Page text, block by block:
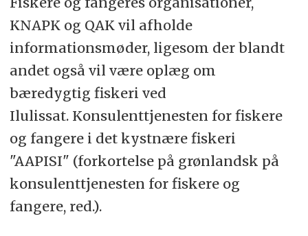
KNAPK og QAK vil afholde
informationsmøder, ligesom der blandt
andet også vil være oplæg om
bæredygtig fiskeri ved
Ilulissat. Konsulenttjenesten for fiskere
og fangere i det kystnære fiskeri
"AAPISI" (forkortelse på grønlandsk på
konsulenttjenesten for fiskere og
fangere, red.).